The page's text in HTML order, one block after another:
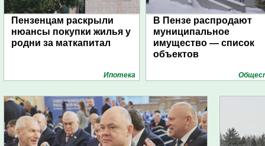
Пензенцам раскрыли
нюансы покупки жилья у
родни за маткапитал
Ипотека
В Пензе распродают
муниципальное
имущество — список
объектов